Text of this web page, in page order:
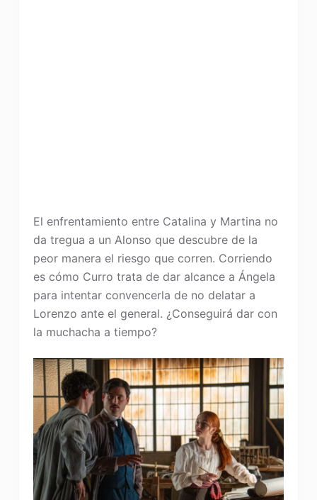
El enfrentamiento entre Catalina y Martina no
da tregua a un Alonso que descubre de la
peor manera el riesgo que corren. Corriendo
es cómo Curro trata de dar alcance a Ángela
para intentar convencerla de no delatar a
Lorenzo ante el general. ¿Conseguirá dar con
la muchacha a tiempo?